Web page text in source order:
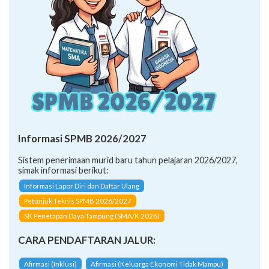
Informasi SPMB 2026/2027
Sistem penerimaan murid baru tahun pelajaran 2026/2027,
simak informasi berikut:
Informasi Lapor Diri dan Daftar Ulang
Petunjuk Teknis SPMB 2026/2027
SK Penetapan Daya Tampung (SMA/K 2026)
CARA PENDAFTARAN JALUR:
Afirmasi (Inklusi) Afirmasi (Keluarga Ekonomi Tidak Mampu)